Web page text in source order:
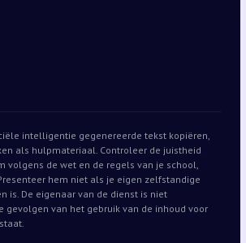
intelligentie gegenereerde tekst kopiëren,
als hulpmateriaal. Controleer de juistheid
volgens de wet en de regels van je school,
hem niet als je eigen zelfstandige
is. De eigenaar van de dienst is niet
gevolgen van het gebruik van de inhoud voor